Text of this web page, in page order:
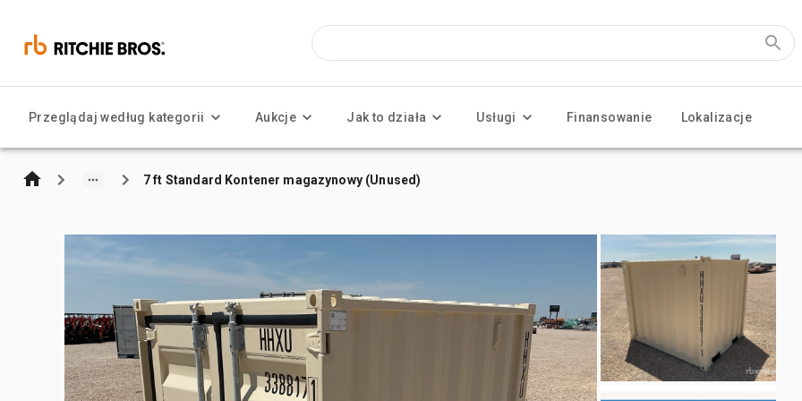
Przeglądaj według kategorii Aukcje Jak to działa Usługi Finansowanie Lokalizacje
7 ft Standard Kontener magazynowy (Unused)